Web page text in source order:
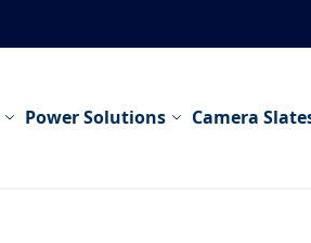
Power Solutions Camera